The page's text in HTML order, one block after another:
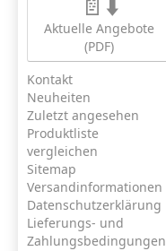
Aktuelle Angebote
(PDF)
Kontakt
Neuheiten
Zuletzt angesehen
Produktliste
vergleichen
Sitemap
Versandinformationen
Datenschutzerklärung
Lieferungs- und
Zahlungsbedingungen